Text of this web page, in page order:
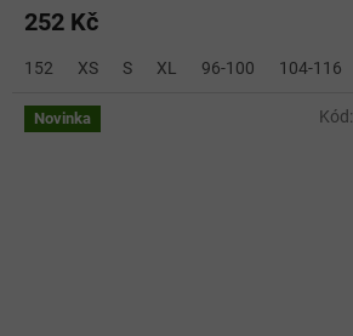
252 Kč
152 XS S XL 96-100 104-116
Novinka Kód: